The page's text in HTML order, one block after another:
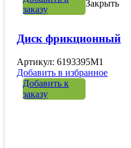
заказу
Закрыть
Диск фрикционный
Артикул: 6193395M1
Добавить в избранное
Добавить к
заказу